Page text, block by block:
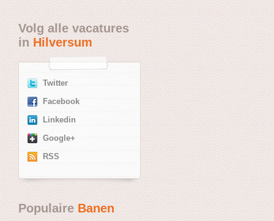
Volg alle vacatures
inHilversum
Twitter
Facebook
Linkedin
Google+
RSS
PopulaireBanen